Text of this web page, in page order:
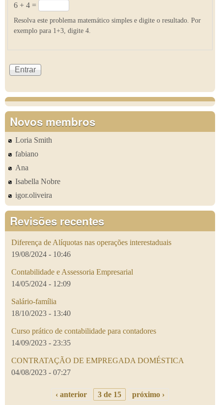
6 + 4 =
Resolva este problema matemático simples e digite o resultado. Por
exemplo para 1+3, digite 4.
Novos membros
Loria Smith
fabiano
Ana
Isabella Nobre
igor.oliveira
Revisões recentes
Diferença de Alíquotas nas operações interestaduais
19/08/2024 - 10:46
Contabilidade e Assessoria Empresarial
14/05/2024 - 12:09
Salário-família
18/10/2023 - 13:40
Curso prático de contabilidade para contadores
14/09/2023 - 23:35
CONTRATAÇÃO DE EMPREGADA DOMÉSTICA
04/08/2023 - 07:27
‹ anterior 3 de 15
próximo ›